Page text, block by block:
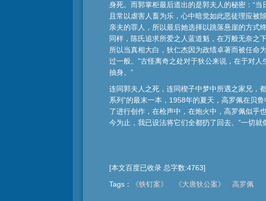
身死。而郭掌柜最后道出的是郭夫人的秘密：“
且常以虐害人畜为乐，心中暗觉如此恶徒理应被
亲夫的罪人，所以最后她选择以跳落悬崖的方式
同样，陈氏追求所爱之人蓝道魁，在万般无奈
所以当真相大白，狄仁杰因为政绩卓著而被任命
过一般。”古怪离奇之处对于狄公来说，在于对
抽身。”
连同郭夫人之死，连同楔子中梦中所遇之家兄，
系列”的最末一本，1958年的夏天，高罗佩在贝
了进行创作，在枪声中，在炮火中，高罗佩似乎
今为止，我已设法将它们全都扔了回去。”一切就
[本文百度已收录 总字数:4763]
Tags ： 《铁钉案》 《大唐狄公案》 高罗佩